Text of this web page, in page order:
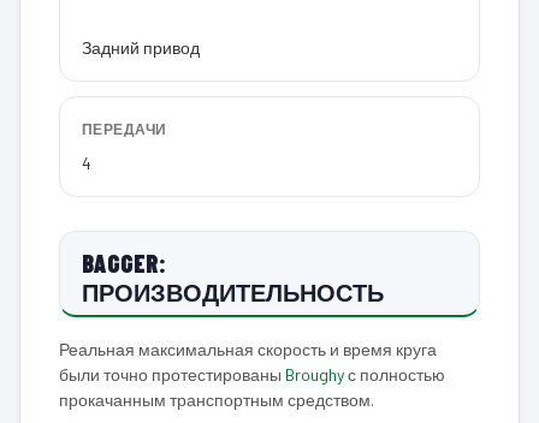
Задний привод
ПЕРЕДАЧИ
4
BAGGER:
ПРОИЗВОДИТЕЛЬНОСТЬ
Реальная максимальная скорость и время круга
были точно протестированы Broughyс полностью
прокачанным транспортным средством.